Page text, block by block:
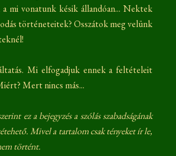
a mi vonatunk késik állandóan... Nektek
történeteitek? Osszátok meg velünk
Mi elfogadjuk ennek a feltételeit
Mert nincs más...
ez a bejegyzés a szólás szabadságának
Mivel a tartalom csak tényeket ír le,
történt.